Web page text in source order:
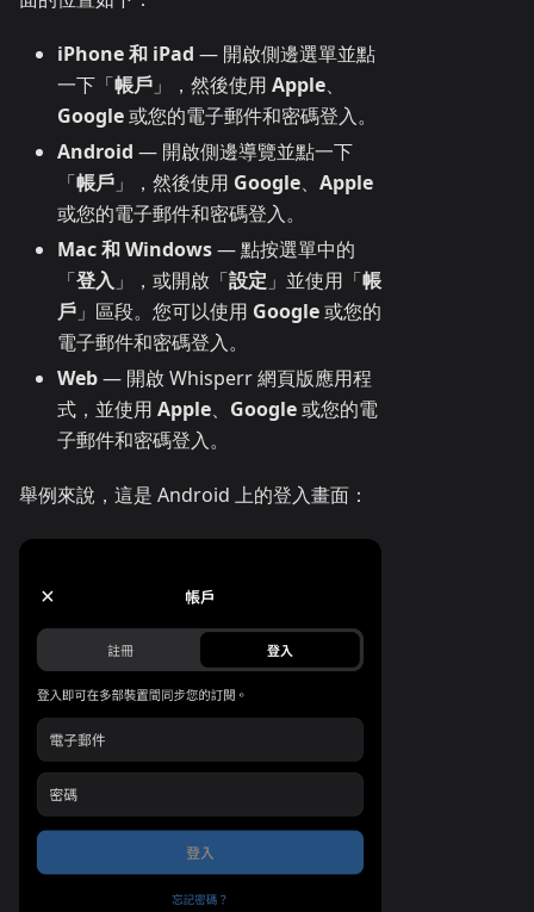
iPhone 和 iPad — 開啟側邊選單並點
一下「帳戶 」，然後使用 Apple、
Google或您的電子郵件和密碼登入。
Android — 開啟側邊導覽並點一下
「帳戶 」，然後使用 Google、 Apple
或您的電子郵件和密碼登入。
Mac 和 Windows— 點按選單中的
「登入 」，或開啟「設定 」並使用「帳
戶 」區段。您可以使用 Google或您的
電子郵件和密碼登入。
Web— 開啟 Whisperr 網頁版應用程
式，並使用 Apple、 Google或您的電
子郵件和密碼登入。
舉例來說，這是 Android 上的登入畫面：